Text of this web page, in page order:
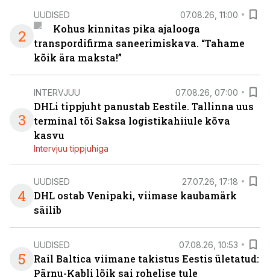
2
UUDISED 07.08.26, 11:00
Kohus kinnitas pika ajalooga
transpordifirma saneerimiskava. “Tahame
kõik ära maksta!”
3
INTERVJUU 07.08.26, 07:00
DHLi tippjuht panustab Eestile. Tallinna uus
terminal tõi Saksa logistikahiiule kõva
kasvu
Intervjuu tippjuhiga
4
UUDISED 27.07.26, 17:18
DHL ostab Venipaki, viimase kaubamärk
säilib
5
UUDISED 07.08.26, 10:53
Rail Baltica viimane takistus Eestis ületatud:
Pärnu-Kabli lõik sai rohelise tule